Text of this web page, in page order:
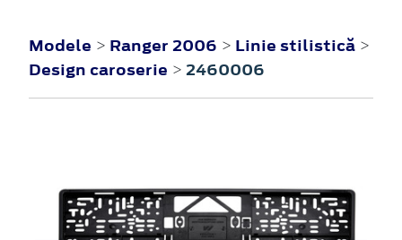
Modele > Ranger 2006 > Linie stilistică >
Design caroserie > 2460006